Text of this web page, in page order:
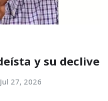
y su declive
Jul 27, 2026